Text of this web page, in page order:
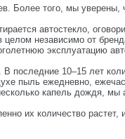
Более того, мы
автостекло,
независимо от
эксплуатацию
10–15 лет
пыль ежедневно,
капель дождя,
их количество